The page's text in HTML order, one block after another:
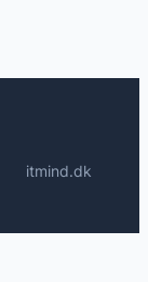
itmind.dk